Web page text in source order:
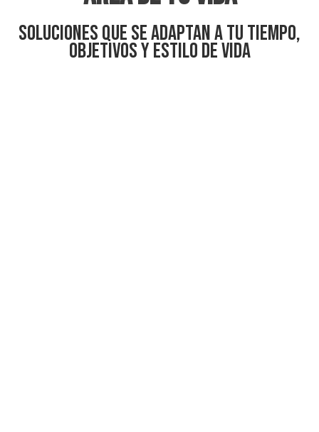
SOLUCIONES QUE SE ADAPTAN A TU TIEMPO,
OBJETIVOS Y ESTILO DE VIDA